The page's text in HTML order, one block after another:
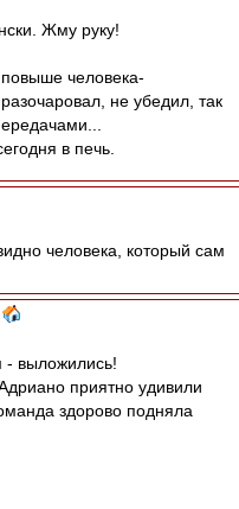
Жму руку!
человека-
не убедил, так
в печь.
видно человека, который сам
- выложились!
приятно удивили
здорово подняла